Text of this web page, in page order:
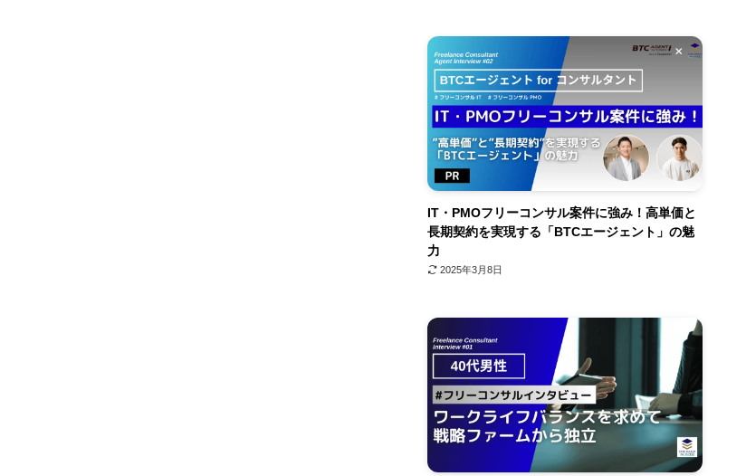
IT・PMOフリーコンサル案件に強み！高単価と
長期契約を実現する「BTCエージェント」の魅
力
2025年3月8日